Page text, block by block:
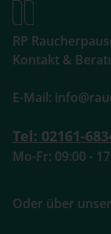
RP
Kontakt &
E-Mail:
Tel: 02161-
Mo-Fr: 09:00 -
Oder über unser